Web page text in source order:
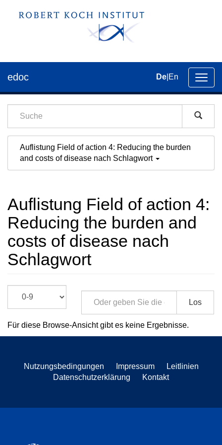
der
edoc De En
Auflistung Field of action 4: Reducing the burden
and costs of disease nach Schlagwort
Auflistung Field of action 4:
Reducing the burden and
costs of disease nach
Schlagwort
Los
Für diese Browse-Ansicht gibt es keine Ergebnisse.
Nutzungsbedingungen Impressum
Leitlinien
Datenschutzerklärung
Kontakt